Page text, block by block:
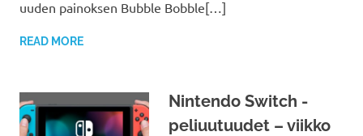
uuden painoksen Bubble Bobble[…]
READ MORE
Nintendo Switch -
peliuutuudet – viikko